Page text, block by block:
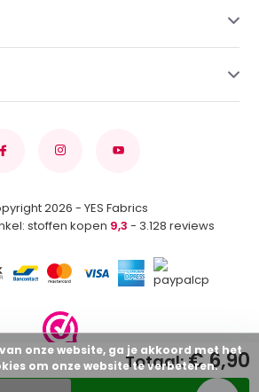
Totaal:€ 6,90
2026 - YES Fabrics
stoffen kopen 9,3 - 3.128 reviews
onze website, ga je akkoord met het
om onze website te verbeteren.